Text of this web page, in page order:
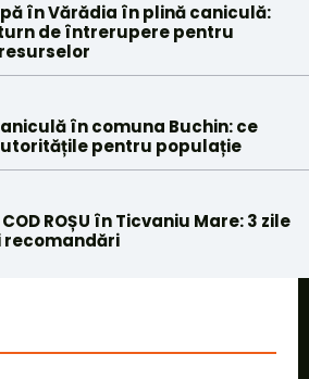
în Vărădia în plină caniculă:
de întrerupere pentru
în comuna Buchin: ce
pentru populație
ROȘU în Ticvaniu Mare: 3 zile
recomandări